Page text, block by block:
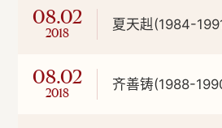
08.02
2018
夏天赳(1984-
08.02
2018
齐善铸(1988-